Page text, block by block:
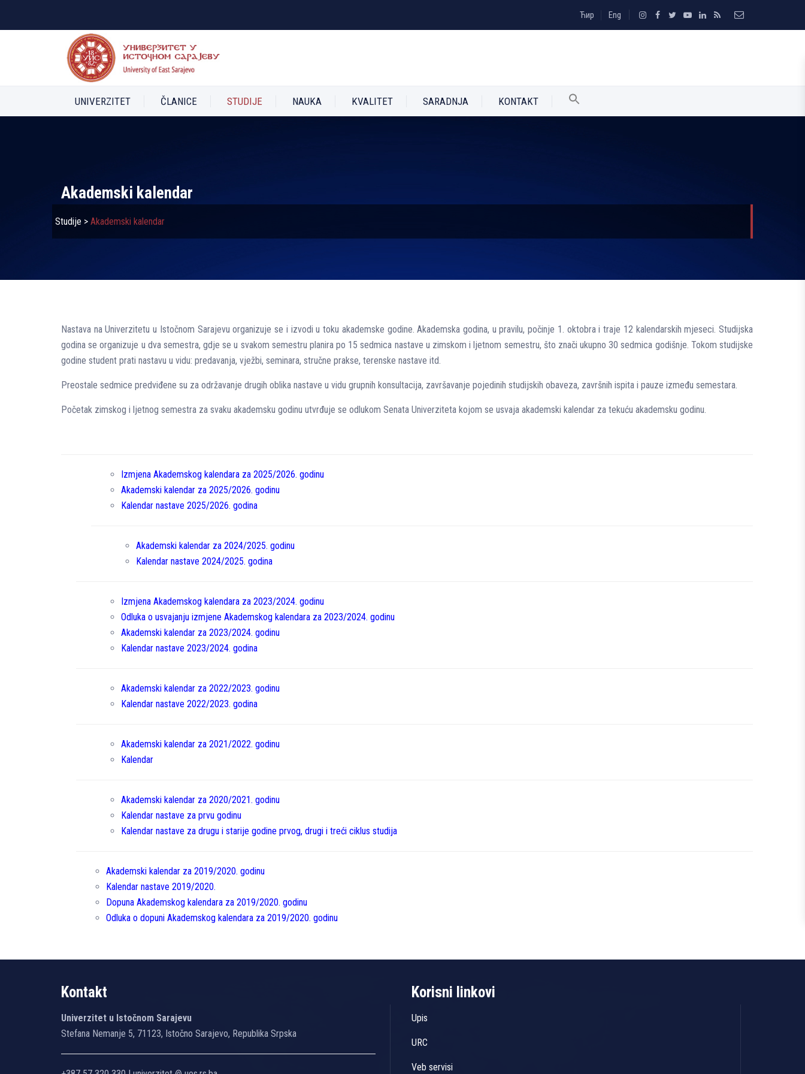
Ћир Eng
UNIVERZITET ČLANICE STUDIJE NAUKA KVALITET SARADNJA KONTAKT
Akademski kalendar
Studije > Akademski kalendar
Nastava na Univerzitetu u Istočnom Sarajevu organizuje se i izvodi u toku akademske godine. Akademska godina, u pravilu, počinje 1. oktobra i traje 12 kalendarskih mjeseci. Studijska
godina se organizuje u dva semestra, gdje se u svakom semestru planira po 15 sedmica nastave u zimskom i ljetnom semestru, što znači ukupno 30 sedmica godišnje. Tokom studijske
godine student prati nastavu u vidu: predavanja, vježbi, seminara, stručne prakse, terenske nastave itd.
Preostale sedmice predviđene su za održavanje drugih oblika nastave u vidu grupnih konsultacija, završavanje pojedinih studijskih obaveza, završnih ispita i pauze između semestara.
Početak zimskog i ljetnog semestra za svaku akademsku godinu utvrđuje se odlukom Senata Univerziteta kojom se usvaja akademski kalendar za tekuću akademsku godinu.
Izmjena Akademskog kalendara za 2025/2026. godinu
Akademski kalendar za 2025/2026. godinu
Kalendar nastave 2025/2026. godina
Akademski kalendar za 2024/2025. godinu
Kalendar nastave 2024/2025. godina
Izmjena Akademskog kalendara za 2023/2024. godinu
Odluka o usvajanju izmjene Akademskog kalendara za 2023/2024. godinu
Akademski kalendar za 2023/2024. godinu
Kalendar nastave 2023/2024. godina
Akademski kalendar za 2022/2023. godinu
Kalendar nastave 2022/2023. godina
Akademski kalendar za 2021/2022. godinu
Kalendar
Akademski kalendar za 2020/2021. godinu
Kalendar nastave za prvu godinu
Kalendar nastave za drugu i starije godine prvog, drugi i treći ciklus studija
Akademski kalendar za 2019/2020. godinu
Kalendar nastave 2019/2020.
Dopuna Akademskog kalendara za 2019/2020. godinu
Odluka o dopuni Akademskog kalendara za 2019/2020. godinu
Kontakt
Univerzitet u Istočnom Sarajevu
Stefana Nemanje 5, 71123, Istočno Sarajevo, Republika Srpska
Korisni linkovi
Upis
URC
Veb servisi